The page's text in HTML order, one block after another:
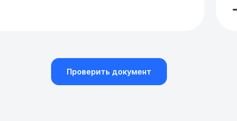
Проверить документ